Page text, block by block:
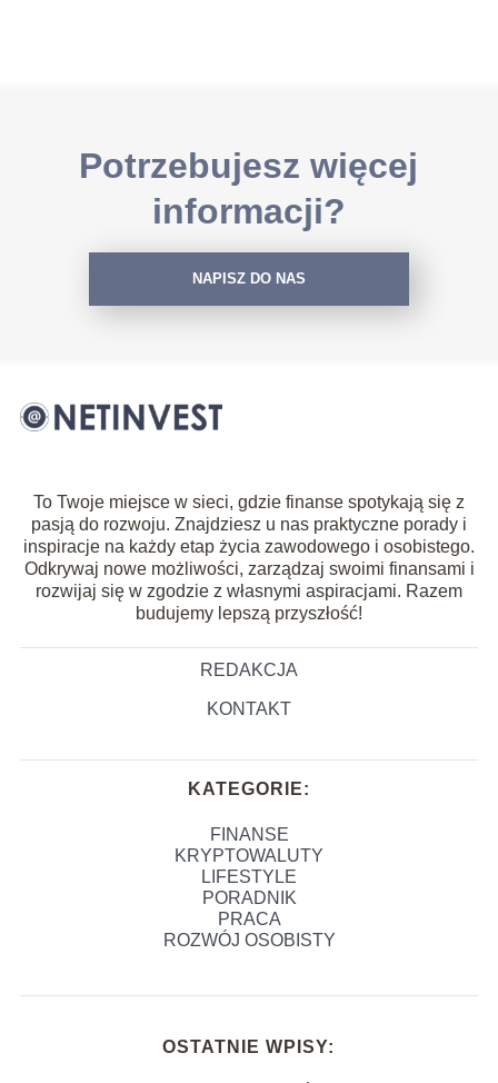
Potrzebujesz więcej
informacji?
NAPISZ DO NAS
To Twoje miejsce w sieci, gdzie finanse spotykają się z
pasją do rozwoju. Znajdziesz u nas praktyczne porady i
inspiracje na każdy etap życia zawodowego i osobistego.
Odkrywaj nowe możliwości, zarządzaj swoimi finansami i
rozwijaj się w zgodzie z własnymi aspiracjami. Razem
budujemy lepszą przyszłość!
REDAKCJA
KONTAKT
KATEGORIE:
FINANSE
KRYPTOWALUTY
LIFESTYLE
PORADNIK
PRACA
ROZWÓJ OSOBISTY
OSTATNIE WPISY: